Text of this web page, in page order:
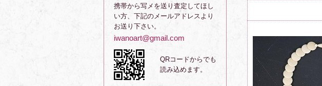
携帯から写メを送り査定してほし
い方、下記のメールアドレスより
お送り下さい。
iwanoart@gmail.com
QRコードからでも
読み込めます。